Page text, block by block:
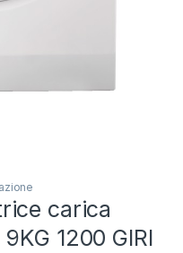
carica
1200 GIRI